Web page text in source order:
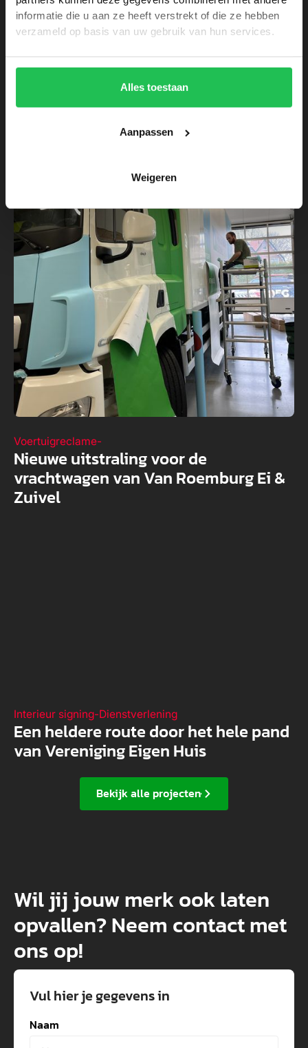
informatie die u aan ze heeft verstrekt of die ze hebben
verzameld op basis van uw gebruik van hun services.
Alles toestaan
Aanpassen
Weigeren
Voertuigreclame-Dienstverlening
Nieuwe voertuigbestickering voor
Voertuigreclame-
Nieuwe uitstraling voor de
vrachtwagen van Van Roemburg Ei &
Zuivel
Interieur signing-Dienstverlening
Een heldere route door het hele pand
van Vereniging Eigen Huis
Bekijk alle projecten
Wil jij jouw merk ook laten
opvallen? Neem contact met
ons op!
Vul hier je gegevens in
Naam